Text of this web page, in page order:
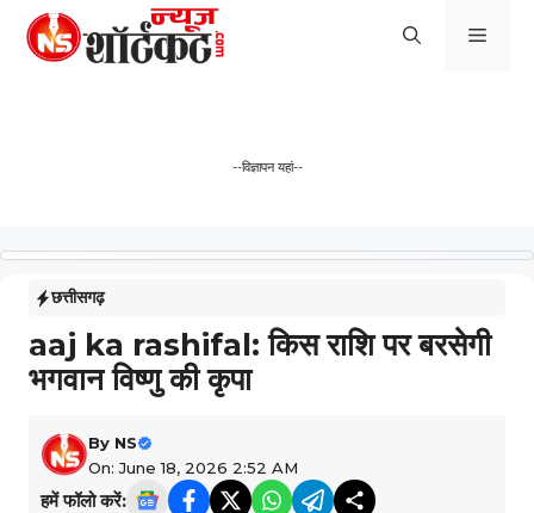
Skip
--विज्ञापन यहां--
छत्तीसगढ़
aaj ka rashifal: किस राशि पर बरसेगी
भगवान विष्णु की कृपा
By NS
On: June 18, 2026 2:52 AM
हमें फॉलो करें: